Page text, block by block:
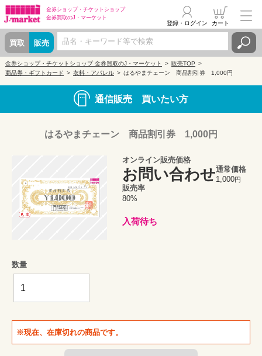
金券ショップ・ チケットショップ
金券買取のJ・マーケット
買取 販売
登録・ログイン カート
金券ショップ・チケットショップ 金券買取のJ・マーケット
販売TOP
商品券・ギフトカード
衣料・アパレル はるやまチェーン 商品割引券 1,000円
通信販売 買いたい方
はるやまチェーン 商品割引券 1,000円
オンライン販売価格
お問い合わせ通常価格
1,000円
販売率
80%
入荷待ち
数量
※現在、在庫切れの商品です。